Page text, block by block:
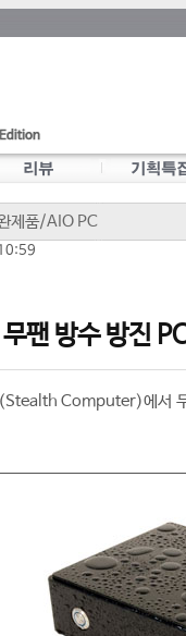
제품/AIO PC
무팬 방수 방진
Computer)에서 무